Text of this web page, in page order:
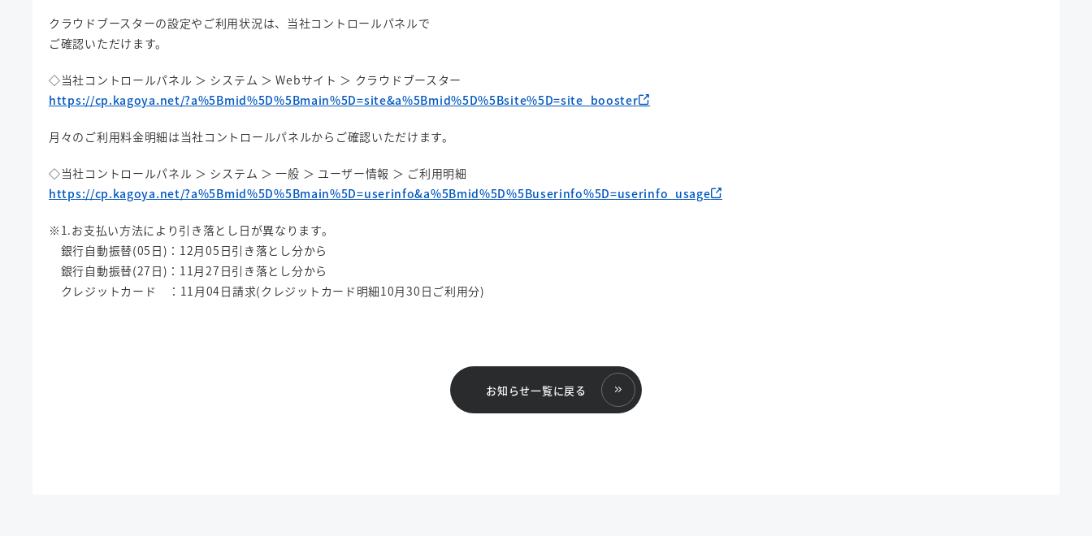
クラウドブースターの設定やご利用状況は、当社コントロールパネルで
ご確認いただけます。
◇当社コントロールパネル ＞ システム ＞ Webサイト ＞ クラウドブースター
https://cp.kagoya.net/?a%5Bmid%5D%5Bmain%5D=site&a%5Bmid%5D%5Bsite%5D=site_booster
月々のご利用料金明細は当社コントロールパネルからご確認いただけます。
◇当社コントロールパネル ＞ システム ＞ 一般 ＞ ユーザー情報 ＞ ご利用明細
https://cp.kagoya.net/?a%5Bmid%5D%5Bmain%5D=userinfo&a%5Bmid%5D%5Buserinfo%5D=userinfo_usage
※1.お支払い方法により引き落とし日が異なります。
銀行自動振替(05日)：12月05日引き落とし分から
銀行自動振替(27日)：11月27日引き落とし分から
クレジットカード ：11月04日請求(クレジットカード明細10月30日ご利用分)
お知らせ一覧に戻る